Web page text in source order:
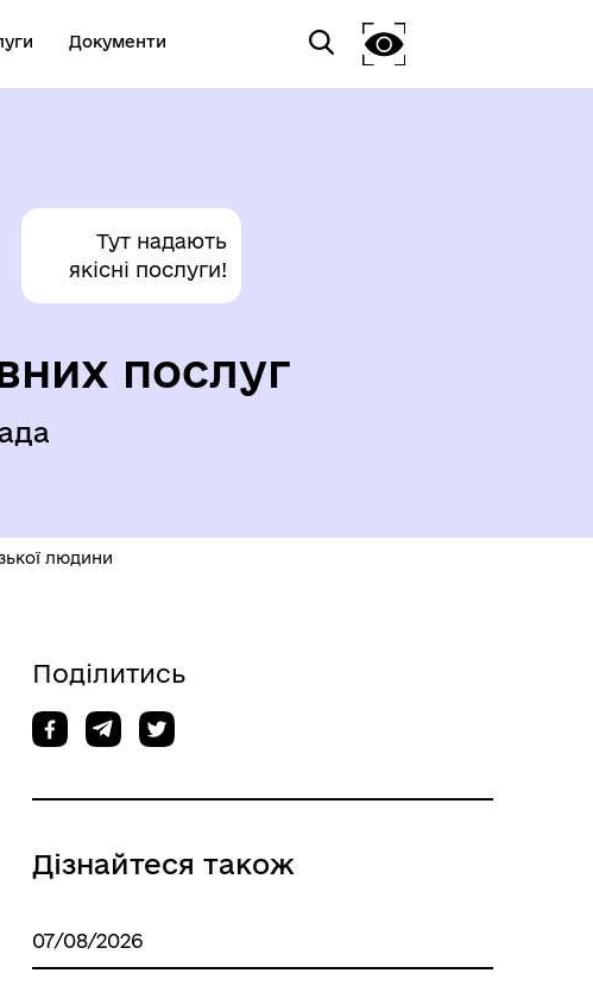
Документи
Тут надають
якісні послуги!
послуг
людини
Поділитись
Дізнайтеся також
07/08/2026